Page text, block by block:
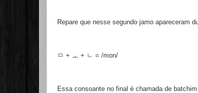
Repare que nesse segundo jamo apareceram
ㅁ + ㅗ + ㄴ = /mon/
Essa consoante no final é chamada de